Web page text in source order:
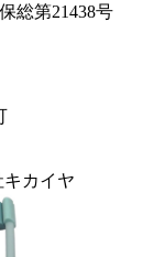
総第21438号
キカイヤ